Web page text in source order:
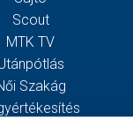
Scout
MTK TV
Szakág